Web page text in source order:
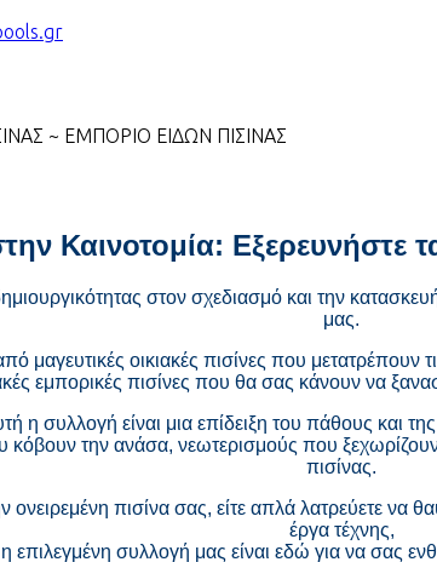
~ ΕΜΠΟΡΙΟ ΕΙΔΩΝ ΠΙΣΙΝΑΣ
Καινοτομία: Εξερευνήστε
στον σχεδιασμό και την
μας.
μαγευτικές οικιακές πισίνες που
εμπορικές πισίνες που θα σας κάνουν να
η συλλογή είναι μια επίδειξη του πάθους και
κόβουν την ανάσα, νεωτερισμούς που
πισίνας.
ονειρεμένη πισίνα σας, είτε απλά λατρεύετε να
έργα τέχνης,
η επιλεγμένη συλλογή μας είναι εδώ για να σας